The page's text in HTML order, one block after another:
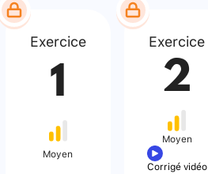
Exercice
1
Moyen
Exercice
2
Moyen
Corrigé vidéo